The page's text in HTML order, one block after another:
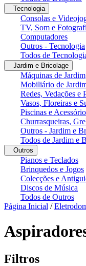
Tecnologia
Consolas e
TV, Som e
Computadores
Outros - Tecnologia
Todos de
Jardim e Bricolage
Máquinas de Jardim
Mobiliário de
Redes, Vedações e
Vasos, Floreiras e
Piscinas e
Churrasqueiras,
Outros - Jardim e
Todos de Jardim e
Outros
Pianos e Teclados
Brinquedos e Jogos
Colecções e
Discos de Música
Todos de Outros
Página Inicial /
Filtros